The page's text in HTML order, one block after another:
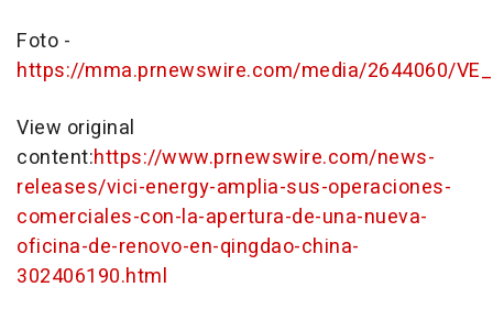
Foto -
https://mma.prnewswire.com/media/2644060/
View original
content:https://www.prnewswire.com/news-
releases/vici-energy-amplia-sus-operaciones-
comerciales-con-la-apertura-de-una-nueva-
oficina-de-renovo-en-qingdao-china-
302406190.html